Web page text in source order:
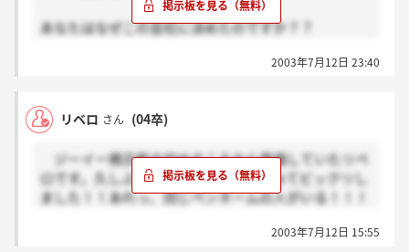
あなたはなぜこの会社に決めたのですか？？
2003年7月12日 23:40
リベロ さん (04卒)
ジーイー掲示板の初めのころから登場していたリベ
ロです。久しぶりに掲示板をのぞいてみてビックリし
ました！！あれっ、同じペンネームの人がいる！！！
7月11日のリベロさんは前からこういうペンネーム
2003年7月12日 15:55